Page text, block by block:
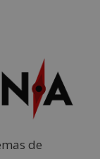
de